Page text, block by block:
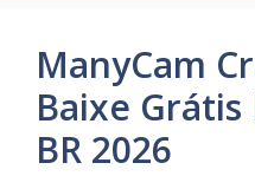
ManyCam
Baixe
BR 2026